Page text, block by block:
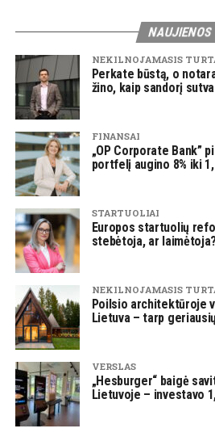
NAUJIENOS
NEKILNOJAMASIS
Perkate būstą, o
žino, kaip sandorį
FINANSAI
„OP Corporate Bank”
portfelį augino 8% iki
STARTUOLIAI
Europos startuolių
stebėtoja, ar
NEKILNOJAMASIS
Poilsio architektūroje
Lietuva – tarp
VERSLAS
„Hesburger“ baigė
Lietuvoje – investavo